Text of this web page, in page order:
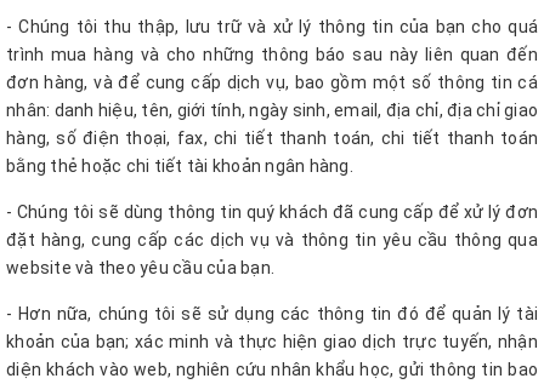
- Chúng tôi thu thập, lưu trữ và xử lý thông tin của bạn cho quá
trình mua hàng và cho những thông báo sau này liên quan đến
đơn hàng, và để cung cấp dịch vụ, bao gồm một số thông tin cá
nhân: danh hiệu, tên, giới tính, ngày sinh, email, địa chỉ, địa chỉ giao
hàng, số điện thoại, fax, chi tiết thanh toán, chi tiết thanh toán
bằng thẻ hoặc chi tiết tài khoản ngân hàng.
- Chúng tôi sẽ dùng thông tin quý khách đã cung cấp để xử lý đơn
đặt hàng, cung cấp các dịch vụ và thông tin yêu cầu thông qua
website và theo yêu cầu của bạn.
- Hơn nữa, chúng tôi sẽ sử dụng các thông tin đó để quản lý tài
khoản của bạn; xác minh và thực hiện giao dịch trực tuyến, nhận
diện khách vào web, nghiên cứu nhân khẩu học, gửi thông tin bao